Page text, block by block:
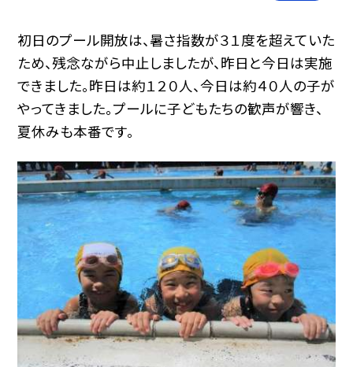
初日のプール開放は、暑さ指数が３１度を超えていた
ため、残念ながら中止しましたが、昨日と今日は実施
できました。昨日は約１２０人、今日は約４０人の子が
やってきました。プールに子どもたちの歓声が響き、
夏休みも本番です。